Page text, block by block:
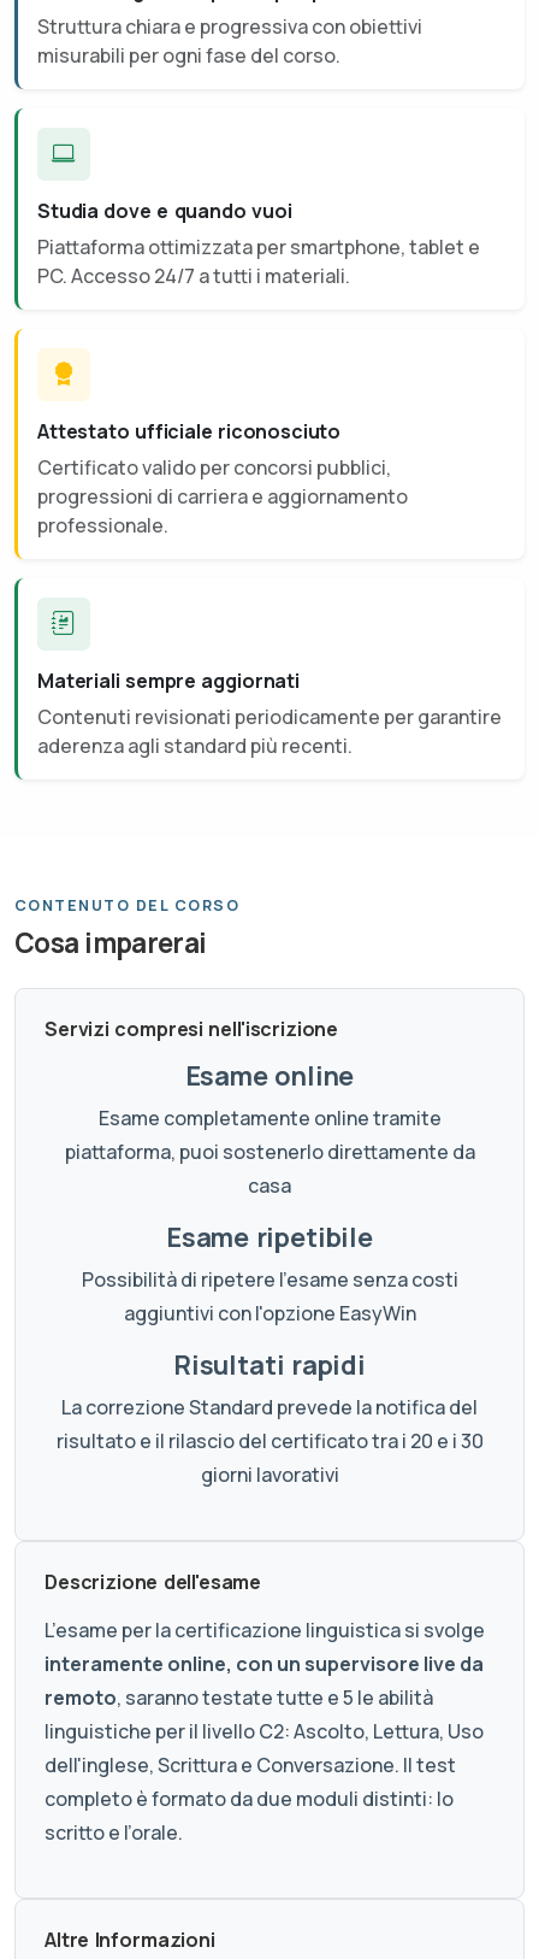
Struttura chiara e progressiva con obiettivi
misurabili per ogni fase del corso.
Studia dove e quando vuoi
Piattaforma ottimizzata per smartphone, tablet e
PC. Accesso 24/7 a tutti i materiali.
Attestato ufficiale riconosciuto
Certificato valido per concorsi pubblici,
progressioni di carriera e aggiornamento
professionale.
Materiali sempre aggiornati
Contenuti revisionati periodicamente per garantire
aderenza agli standard più recenti.
CONTENUTO DEL CORSO
Cosa imparerai
Servizi compresi nell'iscrizione
Esame online
Esame completamente online tramite
piattaforma, puoi sostenerlo direttamente da
casa
Esame ripetibile
Possibilità di ripetere l'esame senza costi
aggiuntivi con l'opzione EasyWin
Risultati rapidi
La correzione Standard prevede la notifica del
risultato e il rilascio del certificato tra i 20 e i 30
giorni lavorativi
Descrizione dell'esame
L’esame per la certificazione linguistica si svolge
interamente online, con un supervisore live da
remoto, saranno testate tutte e 5 le abilità
linguistiche per il livello C2: Ascolto, Lettura, Uso
dell'inglese, Scrittura e Conversazione. Il test
completo è formato da due moduli distinti: lo
scritto e l’orale.
Altre Informazioni